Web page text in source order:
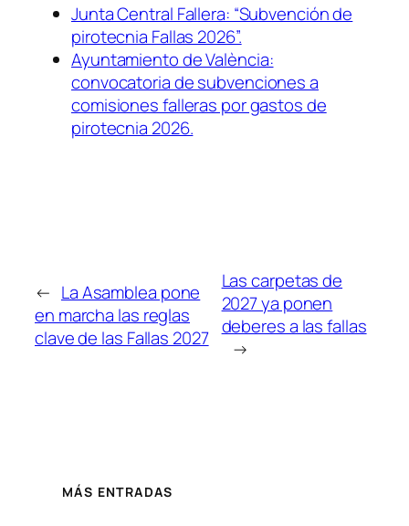
Junta Central Fallera: “Subvención de
pirotecnia Fallas 2026”.
Ayuntamiento de València:
convocatoria de subvenciones a
comisiones falleras por gastos de
pirotecnia 2026.
← La Asamblea pone
en marcha las reglas
clave de las Fallas 2027
Las carpetas de
2027 ya ponen
deberes a las fallas
→
MÁS ENTRADAS